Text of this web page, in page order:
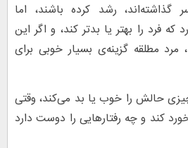
رشد کرده باشند، اما
فرد را بهتر یا بدتر کند، و اگر این
مرد مطلقه گزینه‌ی بسیار خوبی برای
حالش را خوب یا بد می‌کند، وقتی
کند و چه رفتارهایی را دوست دارد